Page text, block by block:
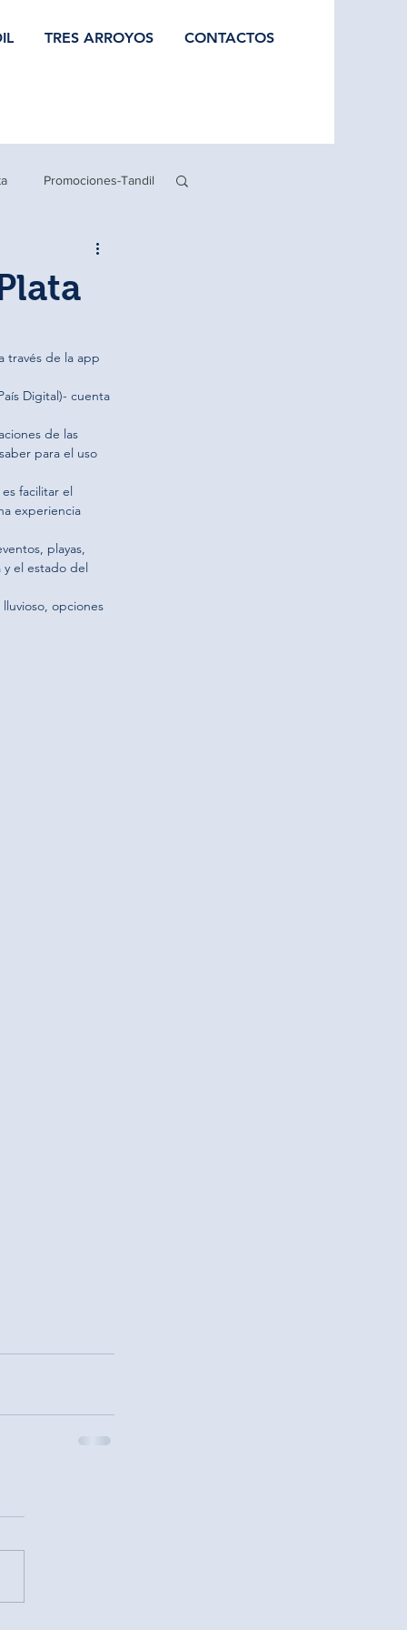
TRES ARROYOS CONTACTOS
Promociones-Tandil
través de la app
Digital)- cuenta
de las
para el uso
facilitar el
experiencia
playas,
el estado del
opciones